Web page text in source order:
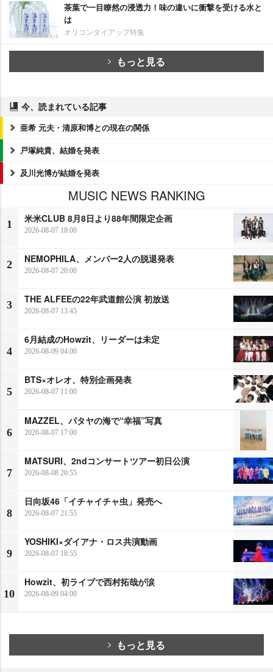
茶葉で一目瞭然の浸透力！味の違いに衝撃を受ける水と
は
オリコンタイアップ特集
もっと見る
今、読まれている記事
亜希 元夫・清原和博との現在の関係
戸塚純貴、結婚を発表
及川光博が結婚を発表
MUSIC NEWS RANKING
1
米米CLUB 8月8日より88年間限定企画
2026-08-07 18:00
2
NEMOPHILA、メンバー2人の脱退発表
2026-08-07 20:00
3
THE ALFEEの22年武道館公演 初放送
2026-08-07 13:45
4
6月結成のHowzit、リーダーは未定
2026-08-09 04:00
5
BTS×オレオ、特別企画発表
2026-08-07 11:00
6
MAZZEL、パタヤの海で“幸福”写真
2026-08-07 17:00
7
MATSURI、2ndコンサートツアー初日公演
2026-08-08 20:55
8
日向坂46「イチャイチャ虫」発売へ
2026-08-07 21:55
9
YOSHIKI×ダイアナ・ロス共演動画
2026-08-07 18:55
10
Howzit、初ライブで西村拓哉が涙
2026-08-09 04:00
もっと見る